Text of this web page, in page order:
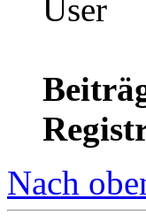
Nach